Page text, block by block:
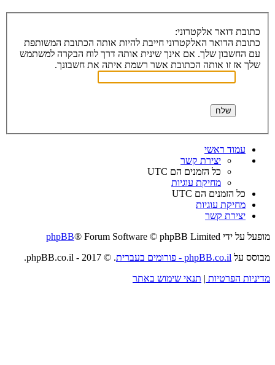
כתובת דואר אלקטרוני:
כתובת הדואר האלקטרוני חייבת להיות אותה הכתובת המשותפת
עם החשבון שלך. אם אינך שינית אותה דרך לוח הבקרה למשתמש
שלך אז זו אותה הכתובת אשר רשמת איתה את חשבונך.
עמוד ראשי
יצירת קשר
כל הזמנים הם UTC
מחיקת עוגיות
כל הזמנים הם UTC
מחיקת עוגיות
יצירת קשר
מופעל על ידי
phpBB® Forum Software © phpBB Limited
מבוסס על phpBB.co.il - פורומים בעברית
. © 2017 - phpBB.co.il.
מדיניות הפרטיות | תנאי שימוש באתר